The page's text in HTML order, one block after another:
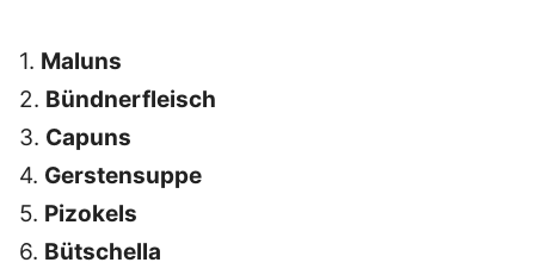
1. Maluns
2. Bündnerfleisch
3. Capuns
4. Gerstensuppe
5. Pizokels
6. Bütschella